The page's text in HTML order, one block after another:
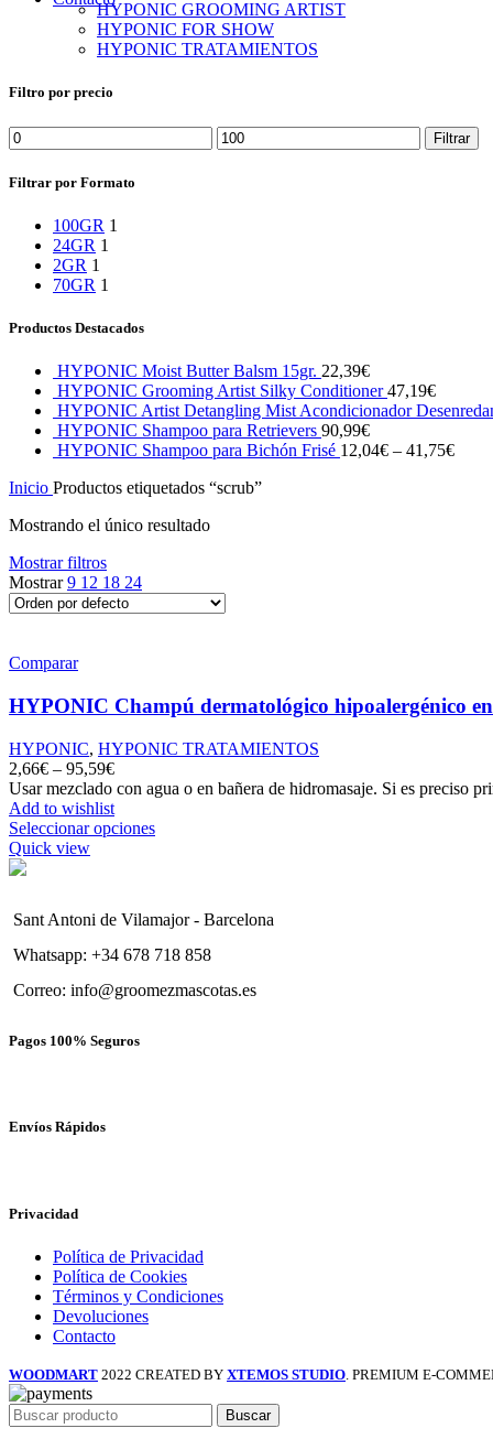
REGISTRO PROFESIONAL
HYPONIC GROOMING ARTIST
HYPONIC FOR SHOW
HYPONIC TRATAMIENTOS
Filtro por precio
Precio
mínimo
Precio
máximo
Filtrar
Filtrar por Formato
100GR 1
24GR 1
2GR 1
70GR 1
Productos Destacados
HYPONIC Moist Butter Balsm 15gr. 22,39€
HYPONIC Grooming Artist Silky Conditioner47,19€
HYPONIC Artist Detangling Mist Acondicionador
HYPONIC Shampoo para Retrievers 90,99€
HYPONIC Shampoo para Bichón Frisé 12,04€ – 41,75€
Inicio Productos etiquetados “scrub”
Mostrando el único resultado
Mostrar filtros
Mostrar9 12 18 24
Comparar
HYPONIC Champú dermatológico hipoalergénico
HYPONIC, HYPONIC TRATAMIENTOS
2,66€ – 95,59€
Usar mezclado con agua o en bañera de hidromasaje. Si es preciso
Add to wishlist
Seleccionar opciones
Quick view
Sant Antoni de Vilamajor - Barcelona
Whatsapp: +34 678 718 858
Correo: info@groomezmascotas.es
Pagos 100% Seguros
Envíos Rápidos
Privacidad
Política de Privacidad
Política de Cookies
Términos y Condiciones
Devoluciones
Contacto
WOODMART 2022 CREATED BY XTEMOS STUDIO . PREMIUM E-
Buscar